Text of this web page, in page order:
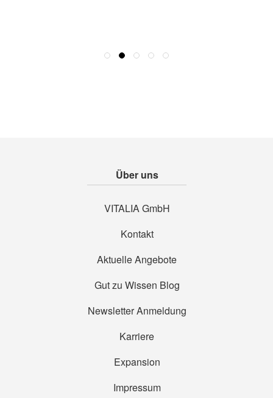
Über uns
VITALIA GmbH
Kontakt
Aktuelle Angebote
Gut zu Wissen Blog
Newsletter Anmeldung
Karriere
Expansion
Impressum